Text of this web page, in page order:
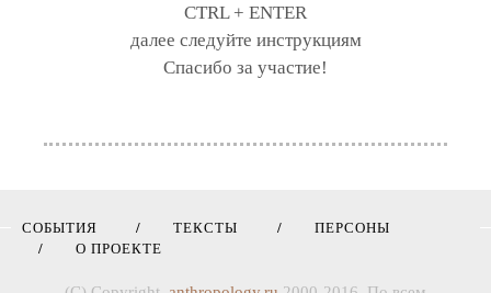
CTRL + ENTER
далее следуйте инструкциям
Спасибо за участие!
СОБЫТИЯ ТЕКСТЫ
ПЕРСОНЫ
О ПРОЕКТЕ